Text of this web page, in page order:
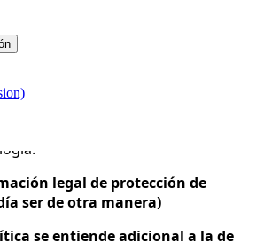
privacidad que se muestra a
legal de protección de
ser de otra manera)
se entiende adicional a la de